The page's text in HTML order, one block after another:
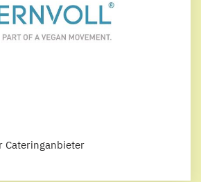
Cateringanbieter